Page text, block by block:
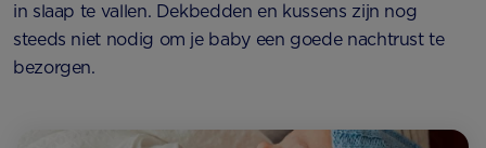
in slaap te vallen. Dekbedden en kussens zijn nog
steeds niet nodig om je baby een goede nachtrust te
bezorgen.